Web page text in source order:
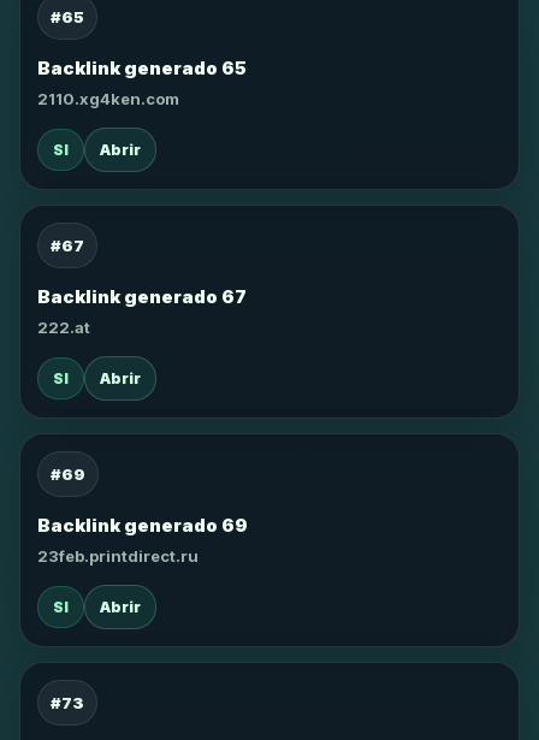
#65
Backlink generado 65
2110.xg4ken.com
SI Abrir
#67
Backlink generado 67
222.at
SI Abrir
#69
Backlink generado 69
23feb.printdirect.ru
SI Abrir
#73